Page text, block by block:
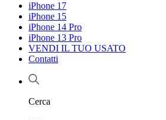
iPhone 17
iPhone 15
iPhone 14 Pro
iPhone 13 Pro
VENDI IL TUO USATO
Contatti
Cerca